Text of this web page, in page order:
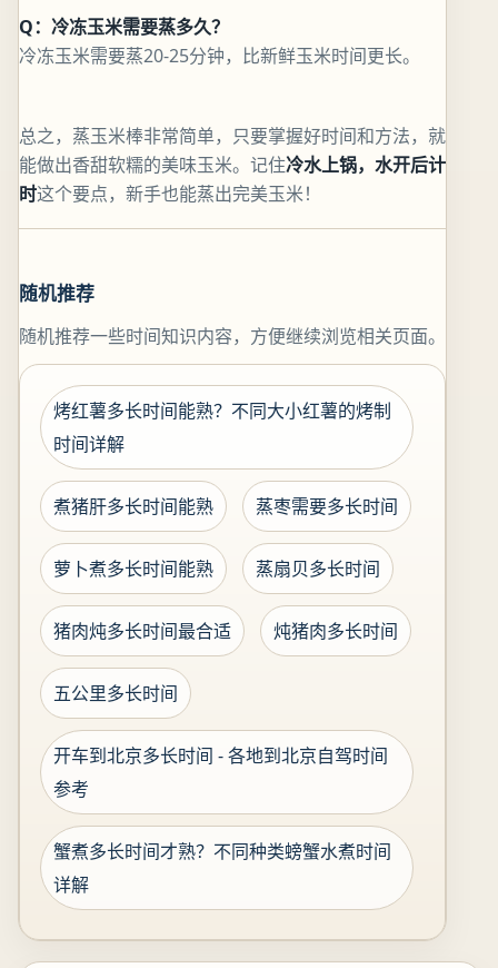
Q：冷冻玉米需要蒸多久？
冷冻玉米需要蒸20-25分钟，比新鲜玉米时间更长。
总之，蒸玉米棒非常简单，只要掌握好时间和方法，就
能做出香甜软糯的美味玉米。记住冷水上锅，水开后计
时这个要点，新手也能蒸出完美玉米！
随机推荐
随机推荐一些时间知识内容，方便继续浏览相关页面。
烤红薯多长时间能熟？不同大小红薯的烤制
时间详解
煮猪肝多长时间能熟 蒸枣需要多长时间
萝卜煮多长时间能熟 蒸扇贝多长时间
猪肉炖多长时间最合适 炖猪肉多长时间
五公里多长时间
开车到北京多长时间 - 各地到北京自驾时间
参考
蟹煮多长时间才熟？不同种类螃蟹水煮时间
详解